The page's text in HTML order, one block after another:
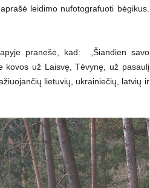
leidimo nufotografuoti bėgikus.
pranešė, kad: „Šiandien savo
kovos už Laisvę, Tėvynę, už pasaulį
lietuvių, ukrainiečių, latvių ir